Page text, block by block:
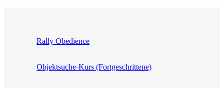
Rally Obedience
Objektsuche-Kurs (Fortgeschrittene)